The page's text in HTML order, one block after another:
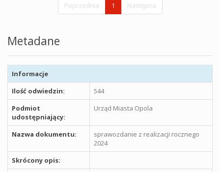
Poprzednia
1 Następna
Metadane
Informacje
Ilość odwiedzin:
544
Podmiot
udostępniający:
Urząd Miasta Opola
Nazwa dokumentu:
sprawozdanie z realizacji rocznego
2024
Skrócony opis: